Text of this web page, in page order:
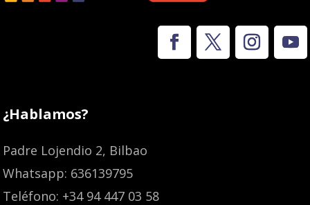
¿Hablamos?
Padre Lojendio 2, Bilbao
Whatsapp: 636139795
Teléfono: +34 94 447 03 58